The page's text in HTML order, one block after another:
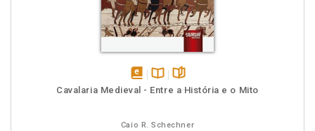
disponívelDisponível
páginas
Cavalaria Medieval - Entre a História e o Mito
Caio R. Schechner